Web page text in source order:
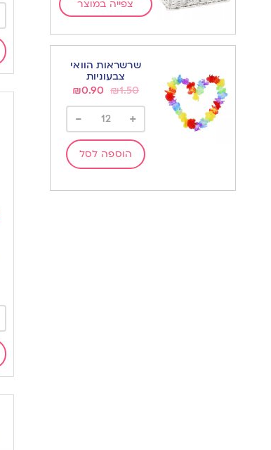
צפייה במוצר
שרשראות הוואי
צבעוניות
₪1.50
₪0.90
+
-
הוספה לסל